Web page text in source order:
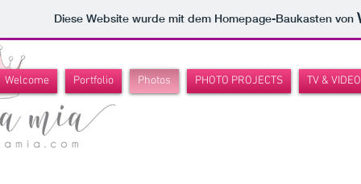
Diese Website wurde mit dem Homepage-Baukasten von
Welcome Portfolio Photos PHOTO PROJECTS TV &